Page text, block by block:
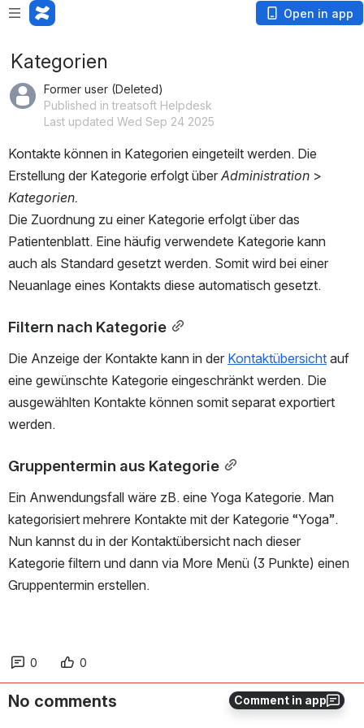
Open in app
Comment in app
Kategorien
Former user (Deleted)
Published in treatsoft Helpdesk
Last updated Wed Sep 24 2025
Kontakte können in Kategorien eingeteilt werden. Die
Erstellung der Kategorie erfolgt über Administration
Kategorien.
Die Zuordnung zu einer Kategorie erfolgt über das
Patientenblatt. Eine häufig verwendete Kategorie kann
auch als Standard gesetzt werden. Somit wird bei einer
Neuanlage eines Kontakts diese automatisch gesetzt.
Filtern nach Kategorie
Die Anzeige der Kontakte kann in der Kontaktübersicht auf
eine gewünschte Kategorie eingeschränkt werden. Die
ausgewählten Kontakte können somit separat exportiert
werden.
Gruppentermin aus Kategorie
Ein Anwendungsfall wäre zB. eine Yoga Kategorie. Man
kategorisiert mehrere Kontakte mit der Kategorie “Yoga”.
Nun kannst du in der Kontaktübersicht nach dieser
Kategorie filtern und dann via More Menü (3 Punkte) einen
Gruppentermin erstellen.
0 0
No comments